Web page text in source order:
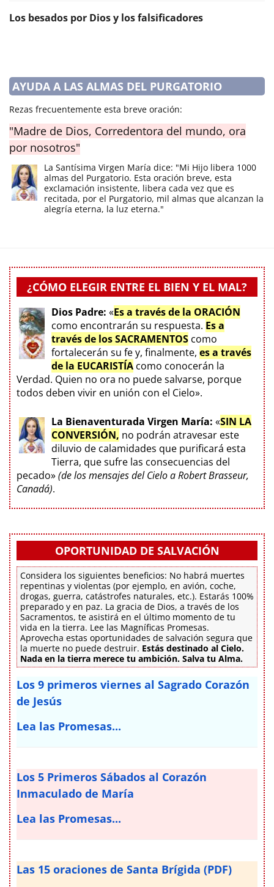
Los besados por Dios y los falsificadores
AYUDA A LAS ALMAS DEL PURGATORIO
Rezas frecuentemente esta breve oración:
"Madre de Dios, Corredentora del mundo, ora
por nosotros"
La Santísima Virgen María dice: "Mi Hijo libera 1000
almas del Purgatorio. Esta oración breve, esta
exclamación insistente, libera cada vez que es
recitada, por el Purgatorio, mil almas que alcanzan la
alegría eterna, la luz eterna."
¿CÓMO ELEGIR ENTRE EL BIEN Y EL MAL?
Dios Padre: «Es a través de la ORACIÓN
como encontrarán su respuesta. Es a
través de los SACRAMENTOS como
fortalecerán su fe y, finalmente, es a través
de la EUCARISTÍA como conocerán la
Verdad. Quien no ora no puede salvarse, porque
todos deben vivir en unión con el Cielo».
La Bienaventurada Virgen María: «SIN LA
CONVERSIÓN, no podrán atravesar este
diluvio de calamidades que purificará esta
Tierra, que sufre las consecuencias del
pecado»(de los mensajes del Cielo a Robert Brasseur,
Canadá).
OPORTUNIDAD DE SALVACIÓN
Considera los siguientes beneficios: No habrá muertes
repentinas y violentas (por ejemplo, en avión, coche,
drogas, guerra, catástrofes naturales, etc.). Estarás 100%
preparado y en paz. La gracia de Dios, a través de los
Sacramentos, te asistirá en el último momento de tu
vida en la tierra. Lee las Magníficas Promesas.
Aprovecha estas oportunidades de salvación segura que
la muerte no puede destruir. Estás destinado al Cielo.
Nada en la tierra merece tu ambición. Salva tu Alma.
Los 9 primeros viernes al Sagrado Corazón
de Jesús
Lea las Promesas...
Los 5 Primeros Sábados al Corazón
Inmaculado de María
Lea las Promesas...
Las 15 oraciones de Santa Brígida (PDF)